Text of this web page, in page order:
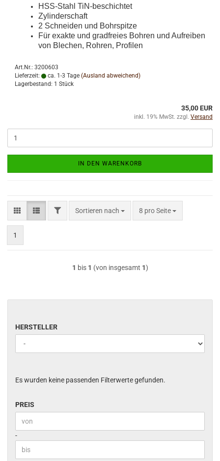
HSS-Stahl TiN-beschichtet
Zylinderschaft
2 Schneiden und Bohrspitze
Für exakte und gradfreies Bohren und Aufreiben
von Blechen, Rohren, Profilen
Art.Nr.: 3200603
Lieferzeit:
ca. 1-3 Tage (Ausland abweichend)
Lagerbestand: 1 Stück
35,00 EUR
inkl. 19% MwSt. zzgl. Versand
IN DEN WARENKORB
FILTERSortieren nach
Sortieren nach 8 pro Seite
pro Seite
1
1 bis 1 (von insgesamt 1)
HERSTELLER
HERSTELLER
Es wurden keine passenden Filterwerte gefunden.
PREIS
PREIS
Preis bis
-